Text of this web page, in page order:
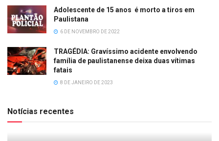
Adolescente de 15 anos é morto a tiros em
Paulistana
6 DE NOVEMBRO DE 2022
TRAGÉDIA: Gravíssimo acidente envolvendo
família de paulistanense deixa duas vítimas
fatais
8 DE JANEIRO DE 2023
Notícias recentes